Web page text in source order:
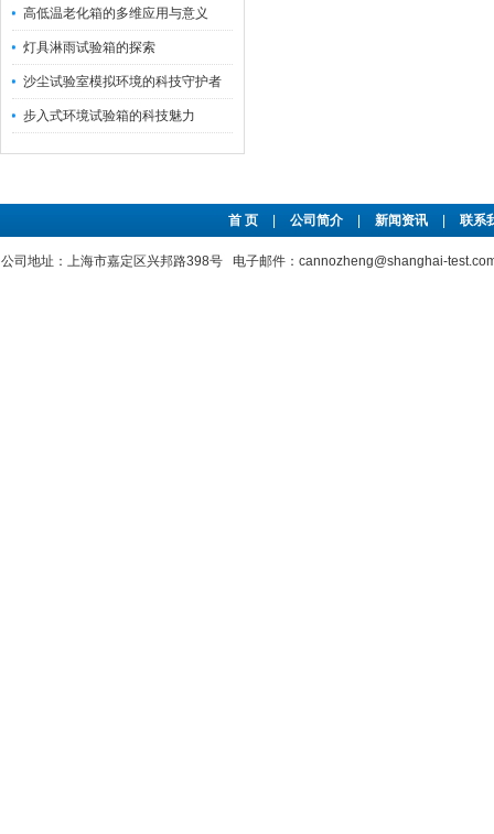
高低温老化箱的多维应用与意义
灯具淋雨试验箱的探索
沙尘试验室模拟环境的科技守护者
步入式环境试验箱的科技魅力
首 页 公司简介 新闻资讯 联系
公司地址：上海市嘉定区兴邦路398号 电子邮件：cannozheng@shanghai-